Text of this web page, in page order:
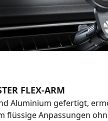
FLEX-ARM
Aluminium gefertigt,
flüssige Anpassungen